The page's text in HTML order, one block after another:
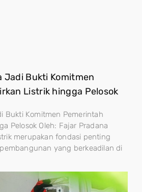
Jadi Bukti Komitmen
Listrik hingga Pelosok
Bukti Komitmen Pemerintah
Pelosok Oleh: Fajar Pradana
merupakan fondasi penting
yang berkeadilan di